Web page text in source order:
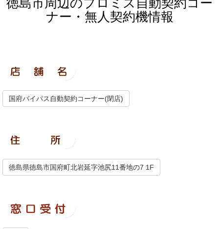
ナー・無人契約機情報
国府バイパス自動契約コーナー(閉店)
徳島県徳島市国府町北岩延字池尻11番地の7 1F